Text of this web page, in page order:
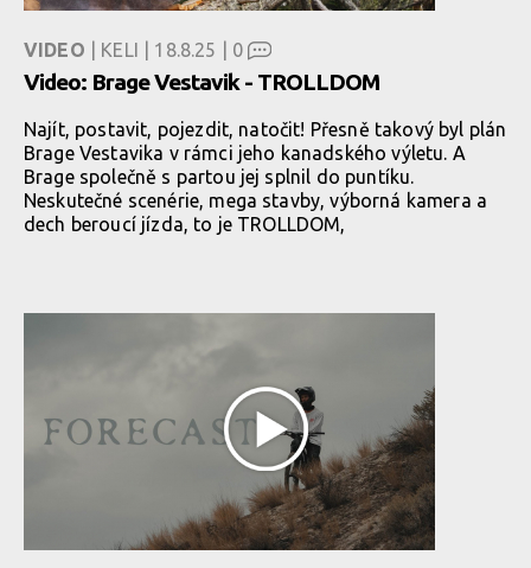
VIDEO | KELI | 18.8.25 | 0
Video: Brage Vestavik - TROLLDOM
Najít, postavit, pojezdit, natočit! Přesně takový byl plán
Brage Vestavika v rámci jeho kanadského výletu. A
Brage společně s partou jej splnil do puntíku.
Neskutečné scenérie, mega stavby, výborná kamera a
dech beroucí jízda, to je TROLLDOM,